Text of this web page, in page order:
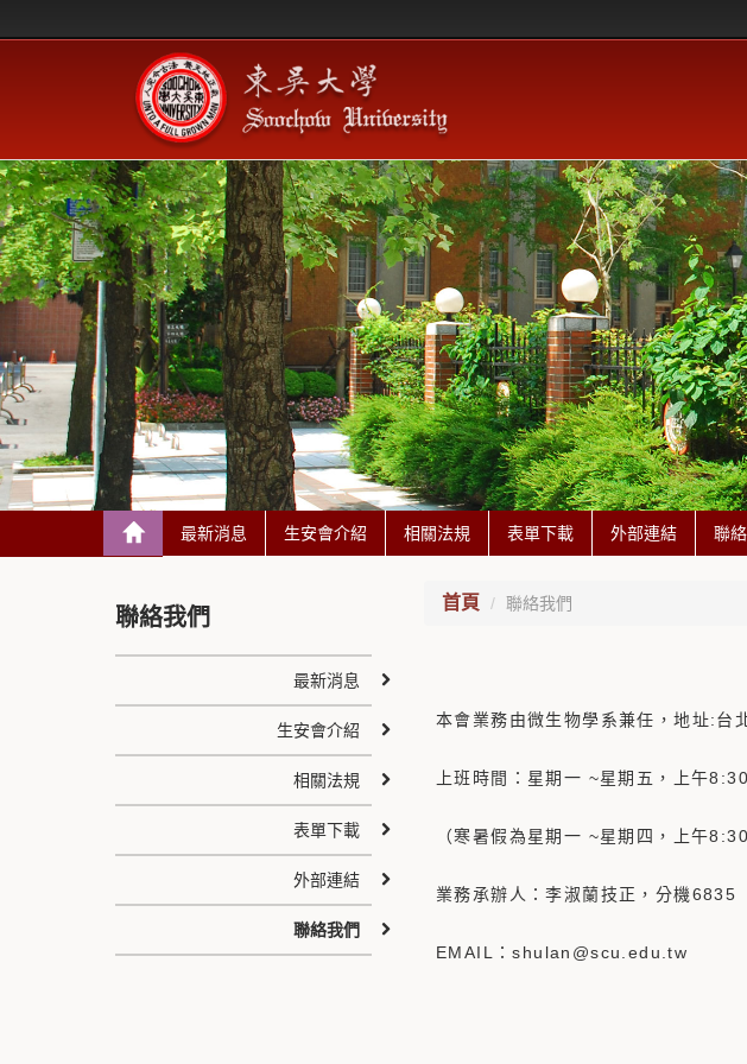
最新消息 生安會介紹 相關法規 表單下載 外部連結 聯
首頁 聯絡我們
本會業務由微生物學系兼任，地址:台
上班時間：星期一 ~星期五，上午
（寒暑假為星期一 ~星期四，上午
業務承辦人：李淑蘭技正，分機6835
EMAIL：shulan@scu.edu.tw
聯絡我們
最新消息
生安會介紹
相關法規
表單下載
外部連結
聯絡我們